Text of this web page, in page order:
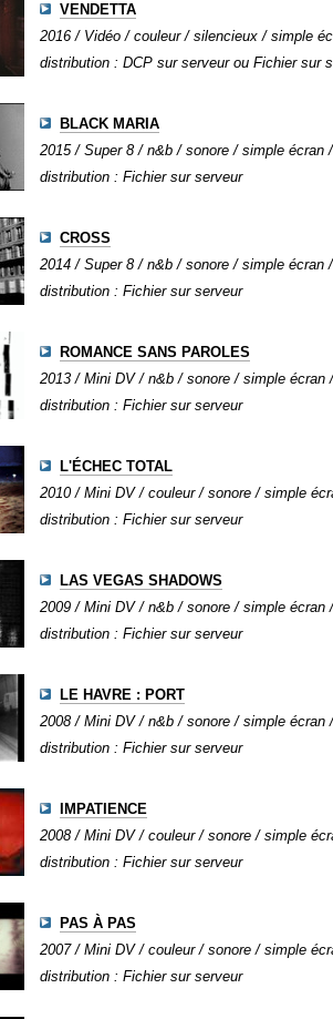
VENDETTA
2016 / Vidéo / couleur / silencieux / simple
distribution : DCP sur serveur ou Fichier sur
BLACK MARIA
2015 / Super 8 / n&b / sonore / simple écran
distribution : Fichier sur serveur
CROSS
2014 / Super 8 / n&b / sonore / simple écran
distribution : Fichier sur serveur
ROMANCE SANS PAROLES
2013 / Mini DV / n&b / sonore / simple écran
distribution : Fichier sur serveur
L'ÉCHEC TOTAL
2010 / Mini DV / couleur / sonore / simple
distribution : Fichier sur serveur
LAS VEGAS SHADOWS
2009 / Mini DV / n&b / sonore / simple écran
distribution : Fichier sur serveur
LE HAVRE : PORT
2008 / Mini DV / n&b / sonore / simple écran
distribution : Fichier sur serveur
IMPATIENCE
2008 / Mini DV / couleur / sonore / simple
distribution : Fichier sur serveur
PAS À PAS
2007 / Mini DV / couleur / sonore / simple
distribution : Fichier sur serveur